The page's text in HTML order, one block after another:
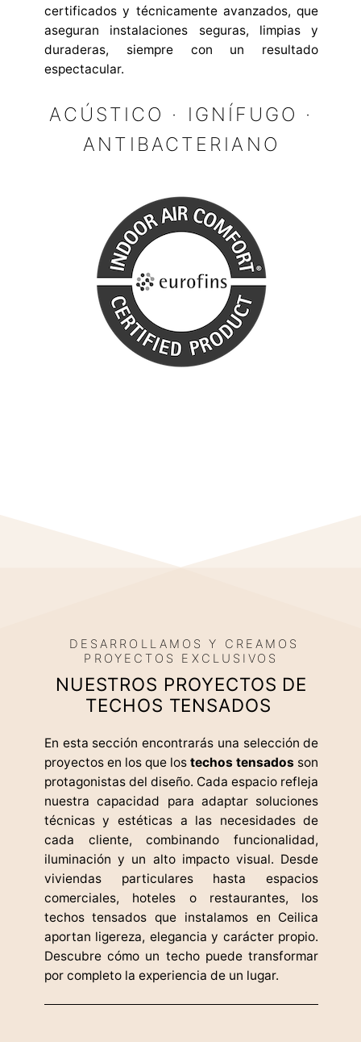
certificados y técnicamente avanzados, que
aseguran instalaciones seguras, limpias y
duraderas, siempre con un resultado
espectacular.
ACÚSTICO · IGNÍFUGO ·
ANTIBACTERIANO
DESARROLLAMOS Y CREAMOS
PROYECTOS EXCLUSIVOS
NUESTROS PROYECTOS DE
TECHOS TENSADOS
En esta sección encontrarás una selección de
proyectos en los que lostechos tensados son
protagonistas del diseño. Cada espacio refleja
nuestra capacidad para adaptar soluciones
técnicas y estéticas a las necesidades de
cada cliente, combinando funcionalidad,
iluminación y un alto impacto visual. Desde
viviendas particulares hasta espacios
comerciales, hoteles o restaurantes, los
techos tensados que instalamos en Ceilica
aportan ligereza, elegancia y carácter propio.
Descubre cómo un techo puede transformar
por completo la experiencia de un lugar.